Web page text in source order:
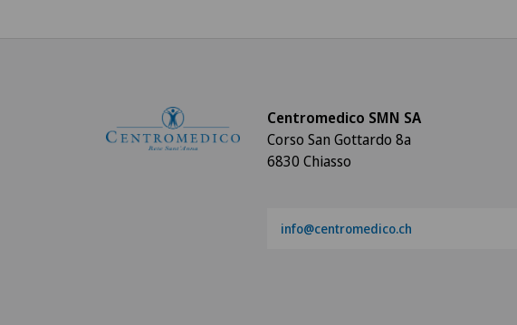
Centromedico SMN SA
Corso San Gottardo 8a
6830 Chiasso
info@centromedico.ch